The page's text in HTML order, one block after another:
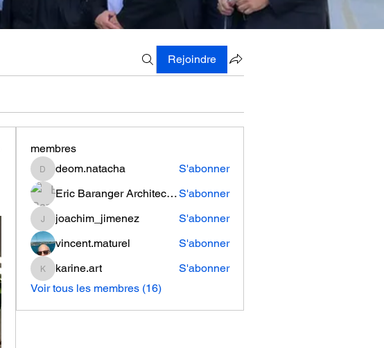
Rejoindre
membres
deom.natacha
deom.natacha
S'abonner
Eric Baranger Architecte NavalS'abonner
joachim_jimenez
joachim_jimenez
S'abonner
vincent.maturel
S'abonner
karine.art
karine.art
S'abonner
Voir tous les membres (16)